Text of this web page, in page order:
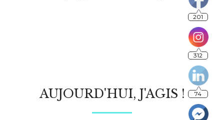
AUJOURD'HUI, J'AGIS !
201
312
74